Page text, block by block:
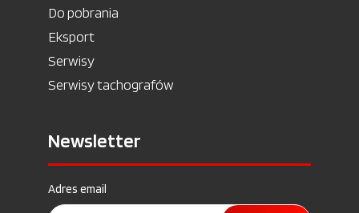
Do pobrania
Eksport
Serwisy
Serwisy tachografów
Newsletter
Adres email